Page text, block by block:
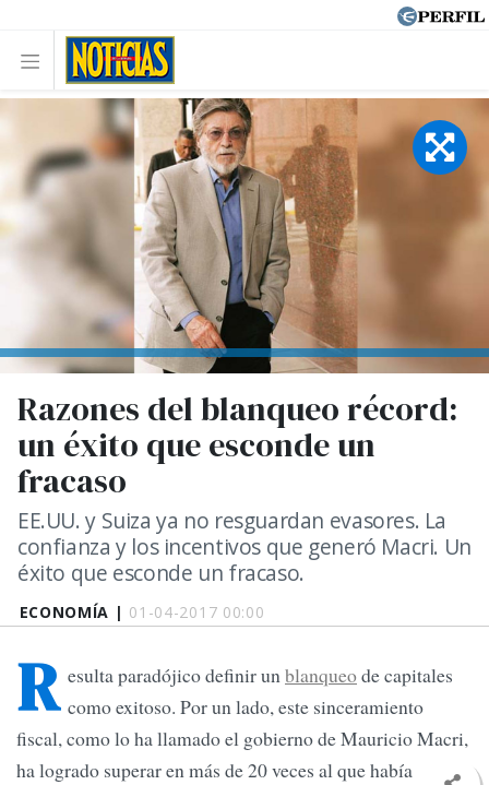
ECONOMÍA | 01-04-2017 00:00
Razones del blanqueo récord:
un éxito que esconde un
fracaso
EE.UU. y Suiza ya no resguardan evasores. La
confianza y los incentivos que generó Macri. Un
éxito que esconde un fracaso.
R esulta paradójico definir unblanqueode capitales
como exitoso. Por un lado, este sinceramiento
fiscal, como lo ha llamado el gobierno de Mauricio Macri,
ha logrado superar en más de 20 veces al que había